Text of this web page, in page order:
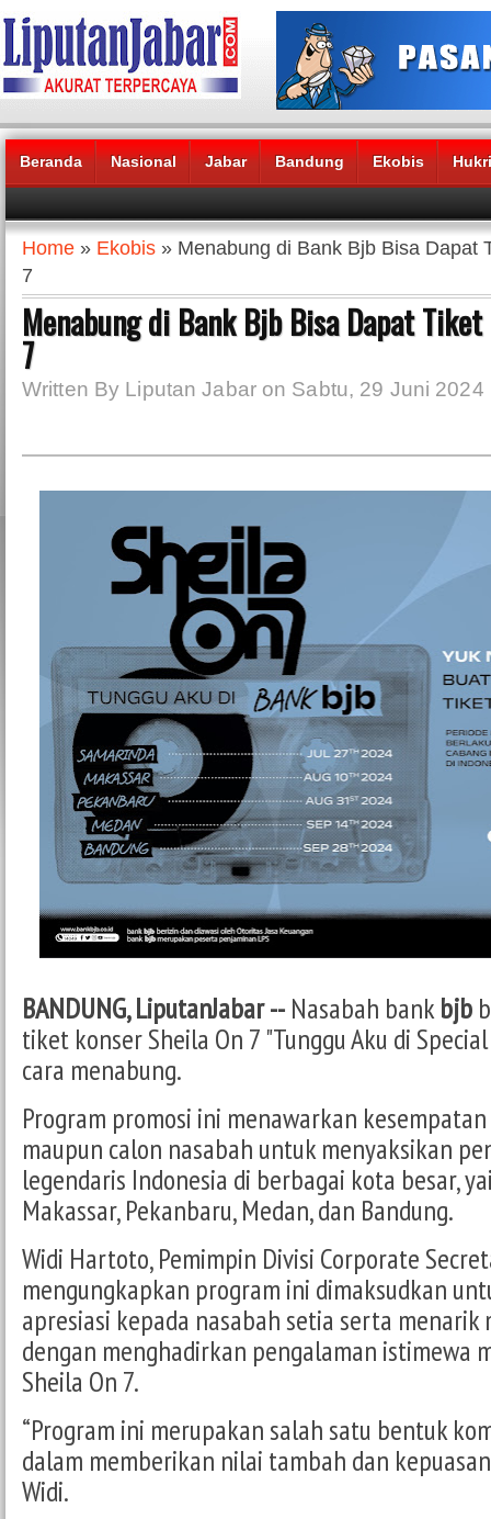
Beranda Nasional Jabar Bandung Ekobis
Headlines News :
Home » Ekobis » Menabung di Bank Bjb Bisa Dapat
7
Menabung di Bank Bjb Bisa Dapat
7
Written By Liputan Jabar on Sabtu, 29 Juni
BANDUNG, LiputanJabar -- Nasabah bankbjb
tiket konser Sheila On 7 "Tunggu Aku di
cara menabung.
Program promosi ini menawarkan
maupun calon nasabah untuk menyaksikan
legendaris Indonesia di berbagai kota besar,
Makassar, Pekanbaru, Medan, dan Bandung.
Widi Hartoto, Pemimpin Divisi Corporate
mengungkapkan program ini dimaksudkan
apresiasi kepada nasabah setia serta
dengan menghadirkan pengalaman istimewa
Sheila On 7.
“Program ini merupakan salah satu bentuk
dalam memberikan nilai tambah dan
Widi.